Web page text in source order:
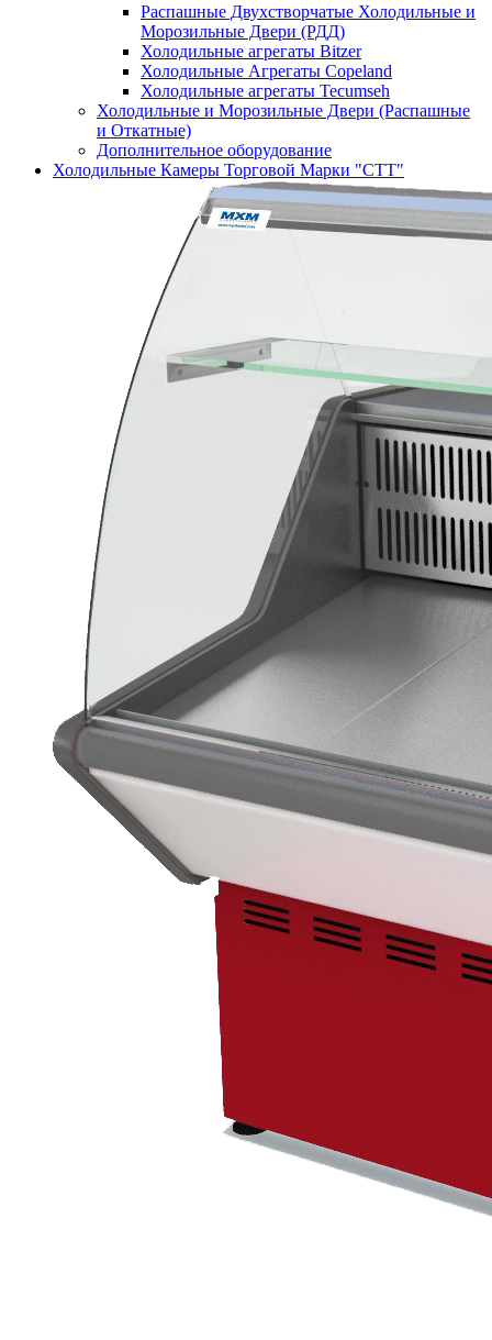
Распашные Двухстворчатые Холодильные и
Морозильные Двери (РДД)
Холодильные агрегаты Bitzer
Холодильные Агрегаты Copeland
Холодильные агрегаты Tecumseh
Холодильные и Морозильные Двери (Распашные
и Откатные)
Дополнительное оборудование
Холодильные Камеры Торговой Марки "СТТ"